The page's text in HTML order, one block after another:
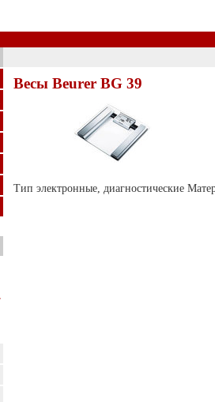
Весы Beurer BG 39
Тип электронные, диагностические